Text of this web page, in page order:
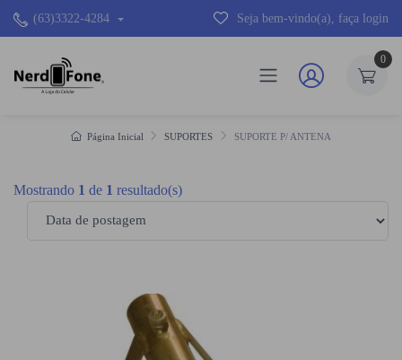
(63)3322-4284 Seja bem-vindo(a), faça login
0
Página Inicial SUPORTES SUPORTE P/ ANTENA
Mostrando 1 de 1 resultado(s)